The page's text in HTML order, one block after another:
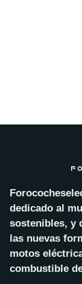
dedicado al
sostenibles, y
las nuevas
motos
combustible